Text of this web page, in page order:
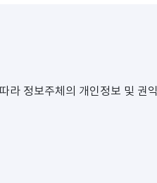
정보주체의 개인정보 및